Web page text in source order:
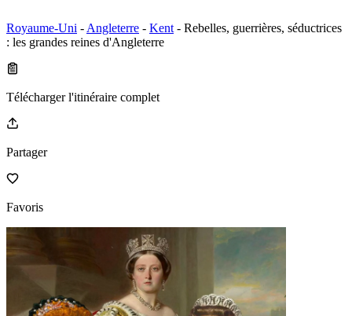
Royaume-Uni - Angleterre - Kent - Rebelles, guerrières, séductrices
: les grandes reines d'Angleterre
Télécharger l'itinéraire complet
Partager
Favoris